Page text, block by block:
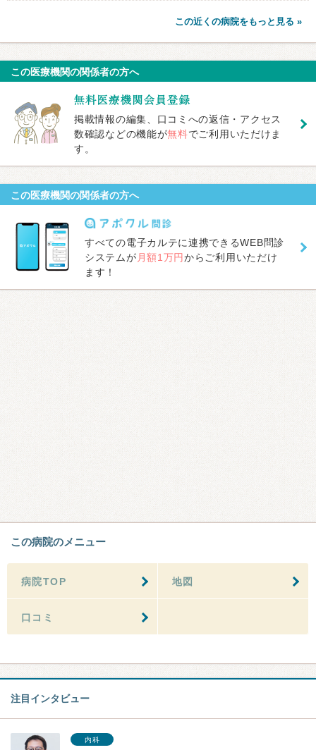
この近くの病院をもっと見る »
この医療機関の関係者の方へ
掲載情報の編集、口コミへの返信・アクセス
数確認などの機能が無料でご利用いただけま
す。
この医療機関の関係者の方へ
すべての電子カルテに連携できるWEB問診
システムが 月額1万円からご利用いただけ
ます！
この病院のメニュー
病院TOP 地図
口コミ
注目インタビュー
内科